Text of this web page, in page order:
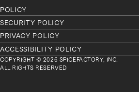
POLICY
SECURITY POLICY
PRIVACY POLICY
ACCESSIBILITY POLICY
COPYRIGHT © 2026 SPICEFACTORY, INC.
ALL RIGHTS RESERVED